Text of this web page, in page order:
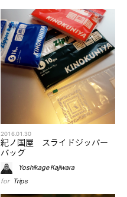
2016.01.30
紀ノ国屋 スライドジッパー
バッグ
Yoshikage Kajiwara
for Trips